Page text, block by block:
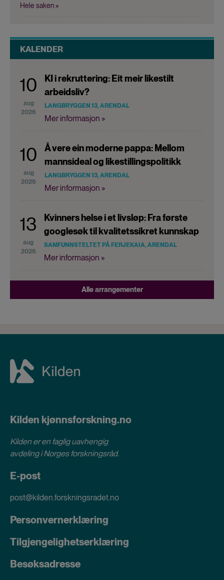
Hele saken »
KALENDER
10
aug
2026
KI i rekruttering: Eit meir likestilt
arbeidsliv?
LANGBRYGGEN 13, ARENDAL
Mer informasjon »
10
aug
2026
Å vere ein moderne pappa: Mellom
mannsideal og likestillingspolitikk
LANGBRYGGEN 13, ARENDAL
Mer informasjon »
13
aug
2026
Kvinners helse i et livsløp: Fra første
googlesøk til kvalitetssikret kunnskap
SAMFUNNSTELTET PÅ FERJEKAIA, ARENDAL
Mer informasjon »
Alle arrangementer
Kilden kjønnsforskning.no
Kilden er en faglig uavhengig
avdeling iNorges forskningsråd.
E-post
post@kilden.forskningsradet.no
Personvernerklæring
Tilgjengelighetserklæring
Besøksadresse